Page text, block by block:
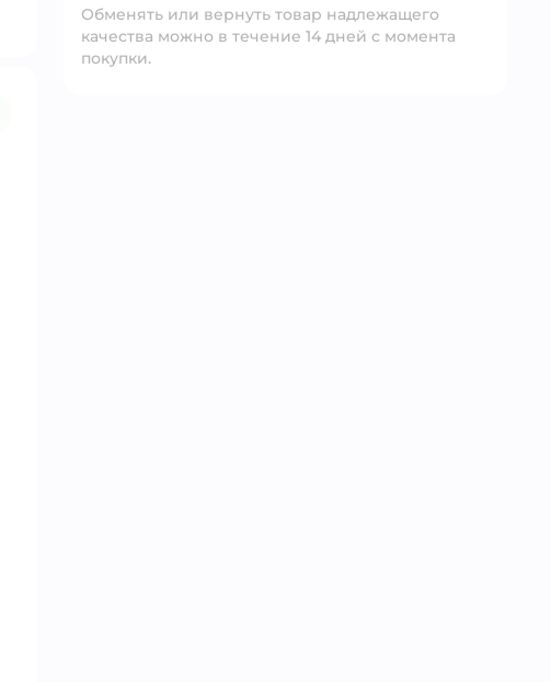
Обменять или вернуть товар надлежащего
качества можно в течение 14 дней с момента
покупки.